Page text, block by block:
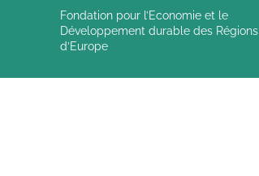
Fondation pour l’Economie et le
Développement durable des Régions
d’Europe